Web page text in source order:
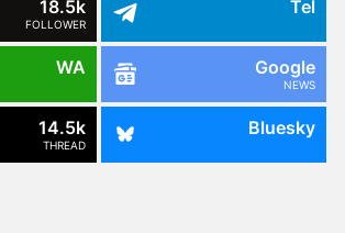
18.5k
FOLLOWER
Tel
WA Google
NEWS
14.5k
THREAD
Bluesky